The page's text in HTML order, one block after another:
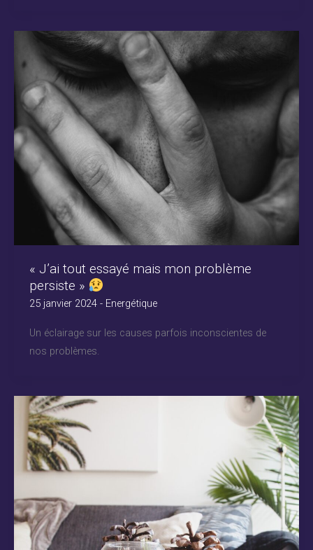
« J’ai tout essayé mais mon problème
persiste »
25 janvier 2024 - Energétique
Un éclairage sur les causes parfois inconscientes de
nos problèmes.